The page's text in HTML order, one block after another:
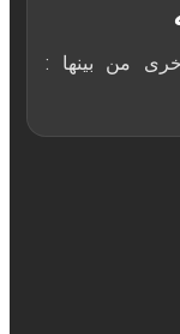
و 8 كتب أخرى من بينها :